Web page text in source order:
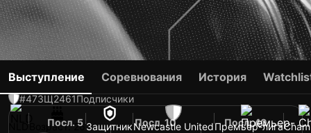
SVEN BOTMAN
#47ЗЩ2461Подписчики
Возраст: 26 ЗащитникNewcastle UnitedПремьер-лига
Выступление Соревнования История
Посл. 5 Посл. 10 Посл. 40